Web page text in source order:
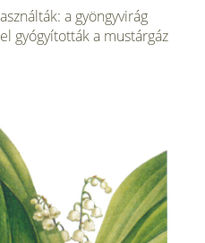
a gyöngyvirág
gyógyították a mustárgáz